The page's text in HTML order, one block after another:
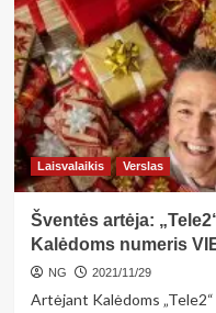
gražu
ir
madinga,
tačiau
kaip
nepakenkti
savo
akims?
Laisvalaikis Verslas
Šventės artėja:
Kalėdoms numeris
NG 2021/11/29
Artėjant Kalėdoms